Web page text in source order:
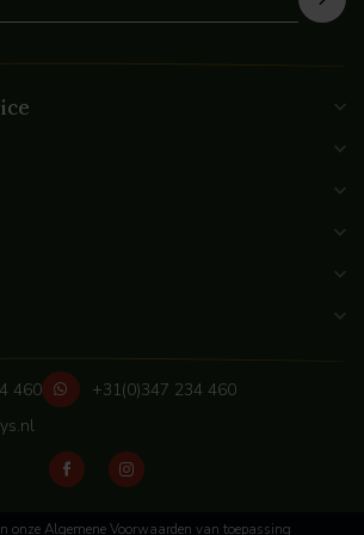
460
+31(0)347 234 460
onze Algemene Voorwaarden van toepassing